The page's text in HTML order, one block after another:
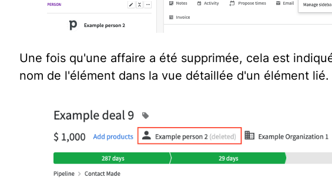
Une fois qu'une affaire a été supprimée, cela est
nom de l'élément dans la vue détaillée d'un élément lié.